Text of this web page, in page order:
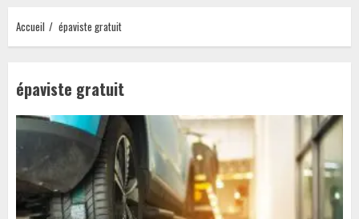
Accueil épaviste gratuit
épaviste gratuit